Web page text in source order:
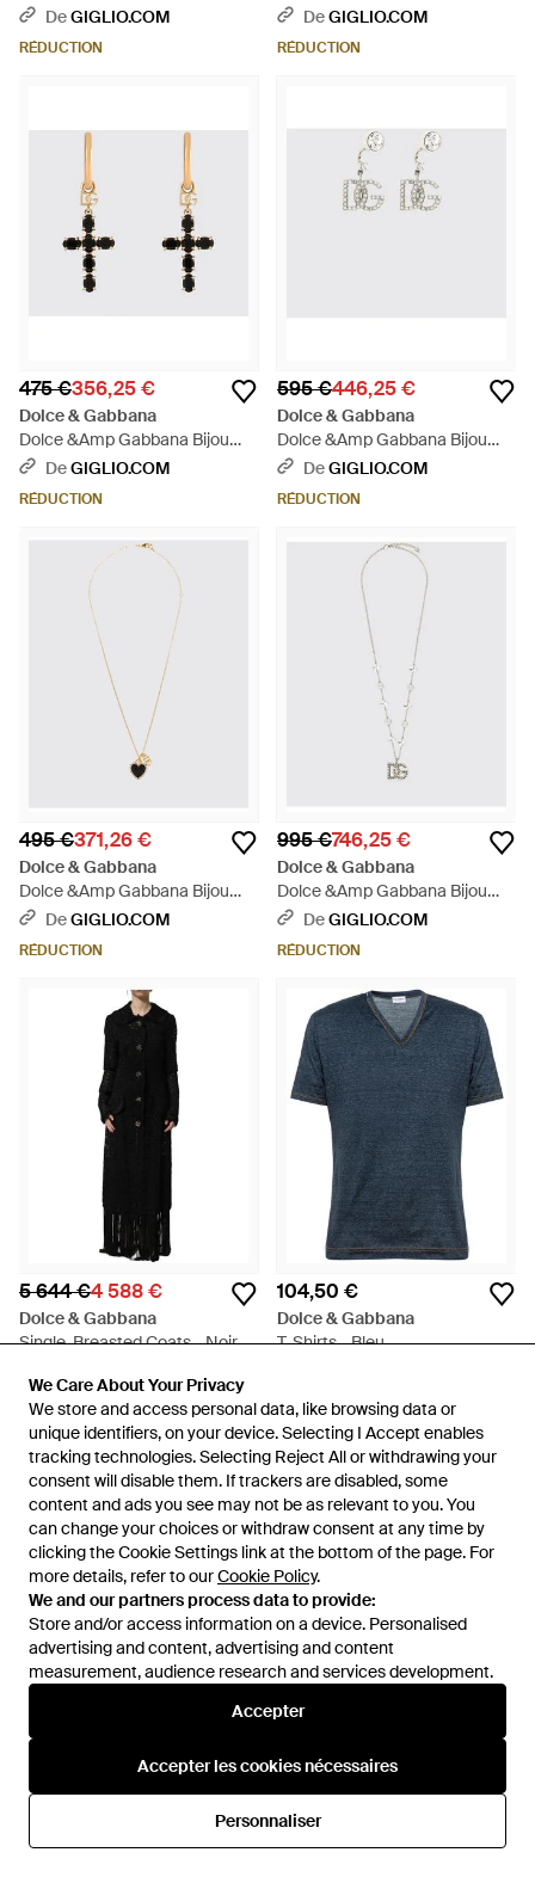
We Care About Your Privacy
We store and access personal data, like browsing data or
unique identifiers, on your device. Selecting I Accept enables
tracking technologies. Selecting Reject All or withdrawing your
consent will disable them. If trackers are disabled, some
content and ads you see may not be as relevant to you. You
can change your choices or withdraw consent at any time by
clicking the Cookie Settings link at the bottom of the page. For
more details, refer to ourCookie Policy.
We and our partners process data to provide:
Store and/or access information on a device. Personalised
advertising and content, advertising and content
measurement, audience research and services development.
Accepter
Accepter les cookies nécessaires
Personnaliser
We Care About Your Privacy
We store and access personal data, like browsing data or
unique identifiers, on your device. Selecting I Accept enables
tracking technologies. Selecting Reject All or withdrawing your
consent will disable them. If trackers are disabled, some
content and ads you see may not be as relevant to you. You
can change your choices or withdraw consent at any time by
clicking the Cookie Settings link at the bottom of the page. For
more details, refer to ourCookie Policy.
We and our partners process data to provide:
Store and/or access information on a device. Personalised
advertising and content, advertising and content
measurement, audience research and services development.
Accepter
Accepter les cookies nécessaires
Personnaliser
Femme - Blanc
DeGIGLIO.COM
RÉDUCTION
Femme - Blanc
DeGIGLIO.COM
RÉDUCTION
475 €356,25 €
Dolce & Gabbana
Dolce &Amp Gabbana Bijou
Femme - Blanc
DeGIGLIO.COM
RÉDUCTION
595 €446,25 €
Dolce & Gabbana
Dolce &Amp Gabbana Bijou
Femme - Métallisé
DeGIGLIO.COM
RÉDUCTION
495 €371,26 €
Dolce & Gabbana
Dolce &Amp Gabbana Bijou
Femme - Blanc
DeGIGLIO.COM
RÉDUCTION
995 €746,25 €
Dolce & Gabbana
Dolce &Amp Gabbana Bijou
Femme - Blanc
DeGIGLIO.COM
RÉDUCTION
5 644 €4 588 €
Dolce & Gabbana
Single-Breasted Coats - Noir
RÉDUCTION
104,50 €
Dolce & Gabbana
T-Shirts - Bleu
995 €
Dolce & Gabbana
Pantalon Droit En Coton A
Dolce & Gabbana
Jupe Midi En Soie Melangee A
Fleurs - Rouge
De